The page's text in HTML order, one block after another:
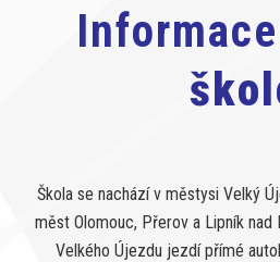
Škola se nachází v městysi Velký
měst Olomouc, Přerov a Lipník
Velkého Újezdu jezdí přímé